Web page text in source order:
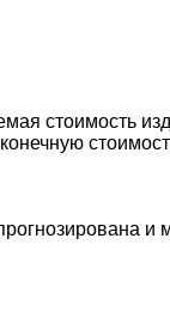
стоимость
и